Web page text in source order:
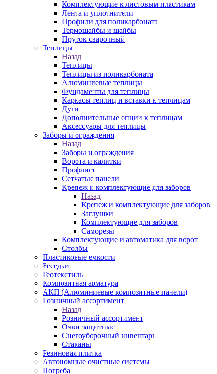
Комплектующие к листовым пластикам
Лента и уплотнители
Профили для поликарбоната
Термошайбы и шайбы
Пруток сварочный
Теплицы
Назад
Теплицы
Теплицы из поликарбоната
Алюминиевые теплицы
Фундаменты для теплицы
Каркасы теплиц и вставки к теплицам
Дуги
Дополнительные опции к теплицам
Аксессуары для теплицы
Заборы и ограждения
Назад
Заборы и ограждения
Ворота и калитки
Профлист
Сетчатые панели
Крепеж и комплектующие для заборов
Назад
Крепеж и комплектующие для заборов
Заглушки
Комплектующие для заборов
Саморезы
Комплектующие и автоматика для ворот
Столбы
Пластиковые емкости
Беседки
Геотекстиль
Композитная арматура
АКП (Алюминиевые композитные панели)
Розничный ассортимент
Назад
Розничный ассортимент
Очки защитные
Снегоуборочный инвентарь
Стаканы
Резиновая плитка
Автономные очистные системы
Погреба